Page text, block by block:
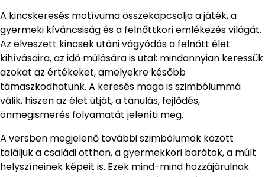
A kincskeresés motívuma összekapcsolja a játék, a
gyermeki kíváncsiság és a felnőttkori emlékezés világát.
Az elveszett kincsek utáni vágyódás a felnőtt élet
kihívásaira, az idő múlására is utal: mindannyian keressük
azokat az értékeket, amelyekre később
támaszkodhatunk. A keresés maga is szimbólummá
válik, hiszen az élet útját, a tanulás, fejlődés,
önmegismerés folyamatát jeleníti meg.
A versben megjelenő további szimbólumok között
találjuk a családi otthon, a gyermekkori barátok, a múlt
helyszíneinek képeit is. Ezek mind-mind hozzájárulnak